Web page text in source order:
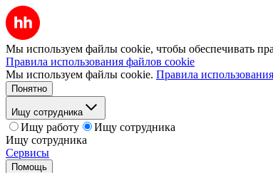
Мы используем файлы cookie, чтобы обеспечивать
Правила использования файлов cookie
Мы используем файлы cookie. Правила
Понятно
Ищу сотрудника
Ищу работу
Ищу сотрудника
Ищу сотрудника
Сервисы
Помощь